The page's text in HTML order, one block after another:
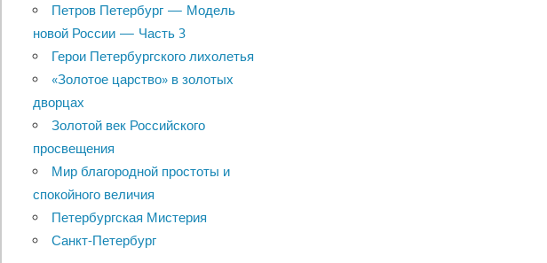
Петров Петербург — Модель
новой России — Часть 3
Герои Петербургского лихолетья
«Золотое царство» в золотых
дворцах
Золотой век Российского
просвещения
Мир благородной простоты и
спокойного величия
Петербургская Мистерия
Санкт-Петербург